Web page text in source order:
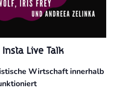
Live Talk
Wirtschaft innerhalb